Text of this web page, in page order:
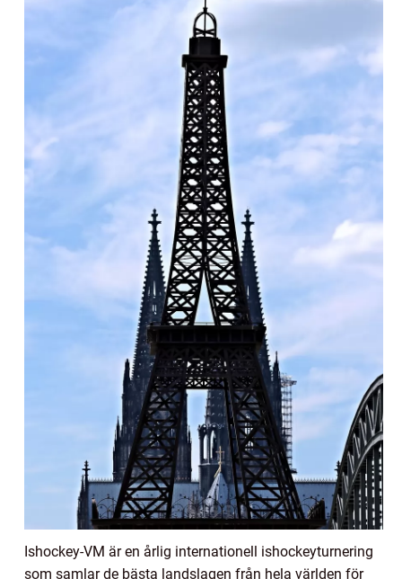
Ishockey-VM är en årlig internationell ishockeyturnering
som samlar de bästa landslagen från hela världen för